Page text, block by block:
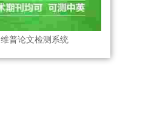
维普论文检测系统